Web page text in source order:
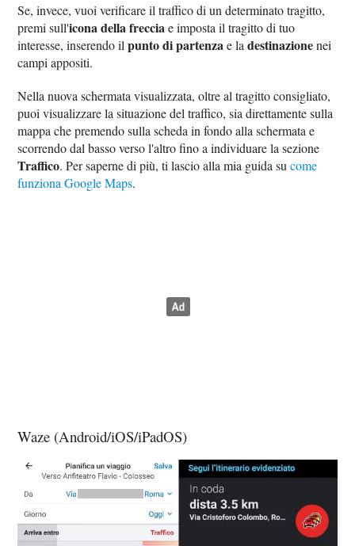
Se, invece, vuoi verificare il traffico di un determinato tragitto,
premi sull'icona della freccia e imposta il tragitto di tuo
interesse, inserendo ilpunto di partenza e ladestinazionenei
campi appositi.
Nella nuova schermata visualizzata, oltre al tragitto consigliato,
puoi visualizzare la situazione del traffico, sia direttamente sulla
mappa che premendo sulla scheda in fondo alla schermata e
scorrendo dal basso verso l'altro fino a individuare la sezione
Traffico. Per saperne di più, ti lascio alla mia guida sucome
funziona Google Maps.
Waze (Android/iOS/iPadOS)